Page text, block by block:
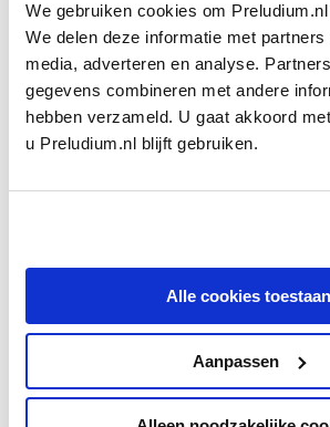
We gebruiken cookies om
We delen deze informatie met
media, adverteren en analyse.
gegevens combineren met andere
hebben verzameld. U gaat akkoord
u Preludium.nl blijft gebruiken.
Alle cookies toestaan
Aanpassen
Zo lieten componisten zich inspireren